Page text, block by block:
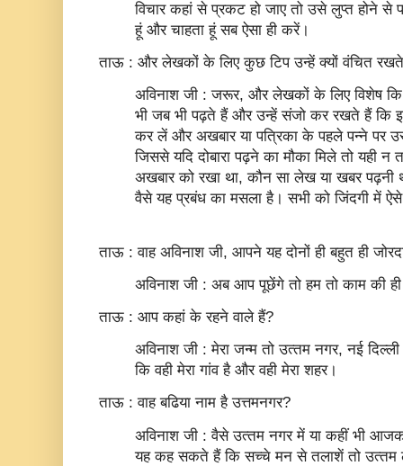
विचार कहां से प्रकट हो जाए तो उसे लुप्‍त होने
हूं और चाहता हूं सब ऐसा ही करें।
ताऊ : और लेखकों के लिए कुछ टिप उन्‍हें क्‍यों वंचित
अविनाश जी : जरूर, और लेखकों के लिए विशेष कि
भी जब भी पढ़ते हैं और उन्‍हें संजो कर रखते हैं कि
कर लें और अखबार या पत्रिका के पहले पन्‍ने पर
जिससे यदि दोबारा पढ़ने का मौका मिले तो यही
अखबार को रखा था, कौन सा लेख या खबर
वैसे यह प्रबंध का मसला है। सभी को जिंदगी में
ताऊ : वाह अविनाश जी, आपने यह दोनों ही बहुत ही
अविनाश जी : अब आप पूछेंगे तो हम तो काम की ही
ताऊ : आप कहां के रहने वाले हैं?
अविनाश जी : मेरा जन्‍म तो उत्‍तम नगर, नई
कि वही मेरा गांव है और वही मेरा शहर।
ताऊ : वाह बढिया नाम है उत्तमनगर?
अविनाश जी : वैसे उत्‍तम नगर में या कहीं भी
यह कह सकते हैं कि सच्‍चे मन से तलाशें तो उत्‍तम